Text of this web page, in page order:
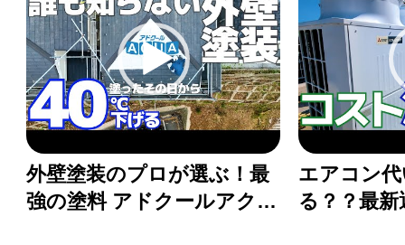
外壁塗装のプロが選ぶ！最
強の塗料 アドクールアクア
エアコン
る？？最